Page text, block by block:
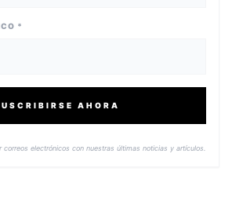
*
AHORA
electrónicos con nuestras últimas noticias y artículos.